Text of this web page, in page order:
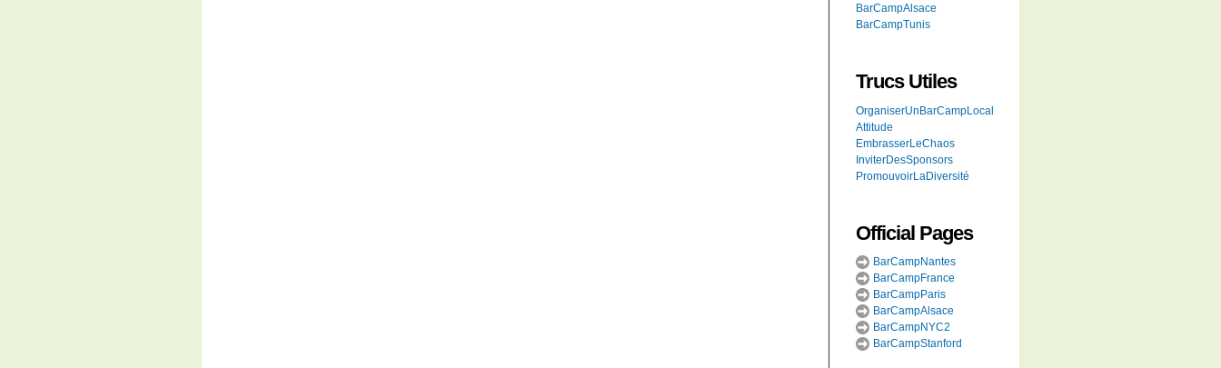
BarCampAlsace
BarCampTunis
Trucs Utiles
OrganiserUnBarCampLocal
Attitude
EmbrasserLeChaos
InviterDesSponsors
PromouvoirLaDiversité
Official Pages
BarCampNantes
BarCampFrance
BarCampParis
BarCampAlsace
BarCampNYC2
BarCampStanford